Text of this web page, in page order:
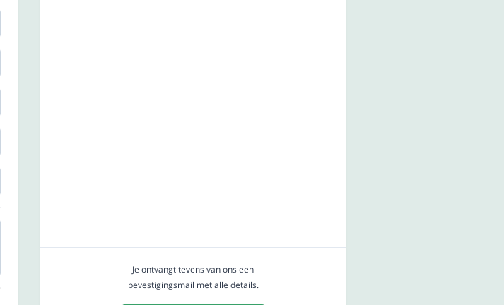
Je ontvangt tevens van ons een
bevestigingsmail met alle details.